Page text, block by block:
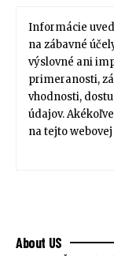
Informácie
na zábavné
výslovné ani
primeranosti,
vhodnosti,
údajov.
na tejto
About US